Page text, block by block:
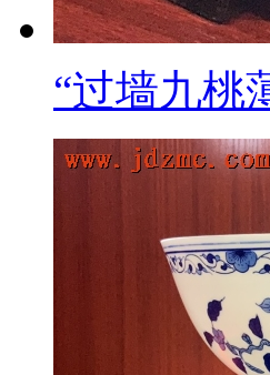
“过墙九桃